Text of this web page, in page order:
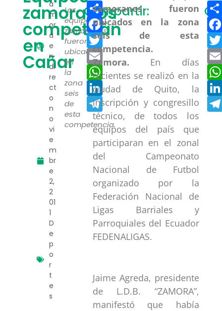
zamoranos
competirán
en
Cañar
a
m
or
a
e
n
di
re
ct
o
n
o
vi
e
m
br
e
2,
2
01
1
D
e
p
o
r
t
e
s
Los
equipos
zamoranos
fueron
ubicados
en
la
zona
seis
de
esta
competencia.
Compartir:
Compartir
Facebook
Twitter
Email
WhatsApp
LinkedIn
Telegram
Zamora. En días
recientes se realizó en la
ciudad de Quito, la
inscripción y congresillo
técnico, de todos los
equipos del país que
participaran en el zonal
del Campeonato
Nacional de Futbol
organizado por la
Federación Nacional de
Ligas Barriales y
Parroquiales del Ecuador
FEDENALIGAS.
Jaime Agreda, presidente
de L.D.B. “ZAMORA”,
manifestó que había